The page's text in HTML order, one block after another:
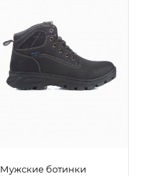
Мужские ботинки